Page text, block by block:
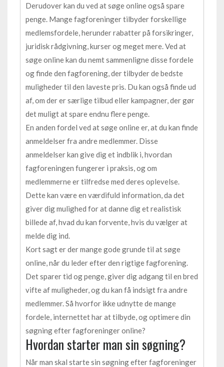
Derudover kan du ved at søge online også spare
penge. Mange fagforeninger tilbyder forskellige
medlemsfordele, herunder rabatter på forsikringer,
juridisk rådgivning, kurser og meget mere. Ved at
søge online kan du nemt sammenligne disse fordele
og finde den fagforening, der tilbyder de bedste
muligheder til den laveste pris. Du kan også finde ud
af, om der er særlige tilbud eller kampagner, der gør
det muligt at spare endnu flere penge.
En anden fordel ved at søge online er, at du kan finde
anmeldelser fra andre medlemmer. Disse
anmeldelser kan give dig et indblik i, hvordan
fagforeningen fungerer i praksis, og om
medlemmerne er tilfredse med deres oplevelse.
Dette kan være en værdifuld information, da det
giver dig mulighed for at danne dig et realistisk
billede af, hvad du kan forvente, hvis du vælger at
melde dig ind.
Kort sagt er der mange gode grunde til at søge
online, når du leder efter den rigtige fagforening.
Det sparer tid og penge, giver dig adgang til en bred
vifte af muligheder, og du kan få indsigt fra andre
medlemmer. Så hvorfor ikke udnytte de mange
fordele, internettet har at tilbyde, og optimere din
søgning efter fagforeninger online?
Hvordan starter man sin søgning?
Når man skal starte sin søgning efter fagforeninger